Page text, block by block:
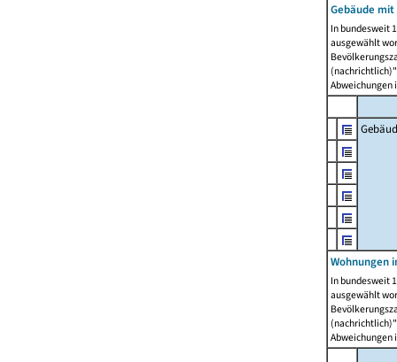
Gebäude mit
In bundesweit
ausgewählt
Abweichungen
Wohnungen
In bundesweit
ausgewählt
Abweichungen